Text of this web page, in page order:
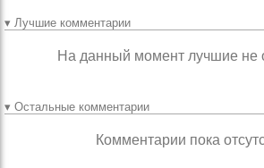
▾ Лучшие комментарии
На данный момент лучшие не
▾ Остальные комментарии
Комментарии пока